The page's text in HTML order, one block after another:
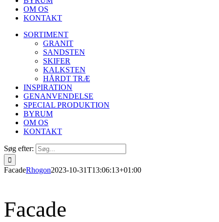
OM OS
KONTAKT
SORTIMENT
GRANIT
SANDSTEN
SKIFER
KALKSTEN
HÅRDT TRÆ
INSPIRATION
GENANVENDELSE
SPECIAL PRODUKTION
BYRUM
OM OS
KONTAKT
Søg efter:
FacadeRhogon2023-10-31T13:06:13+01:00
Facade